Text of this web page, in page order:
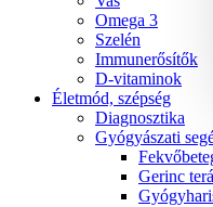
Omega 3
Szelén
Immunerősítők
D-vitaminok
Életmód, szépség
Diagnosztika
Gyógyászati
Gerinc